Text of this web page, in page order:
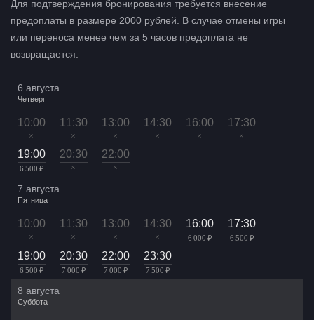
Для подтверждения бронирования требуется внесение
предоплаты в размере 2000 рублей. В случае отмены игры
или переноса менее чем за 5 часов предоплата не
возвращается.
6 августа
Четверг
10:00
×
11:30
×
13:00
×
14:30
×
16:00
×
17:30
×
19:00
6 500 ₽
20:30
×
22:00
×
7 августа
Пятница
10:00
×
11:30
×
13:00
×
14:30
×
16:00
6 000 ₽
17:30
6 500 ₽
19:00
6 500 ₽
20:30
7 000 ₽
22:00
7 000 ₽
23:30
7 500 ₽
8 августа
Суббота